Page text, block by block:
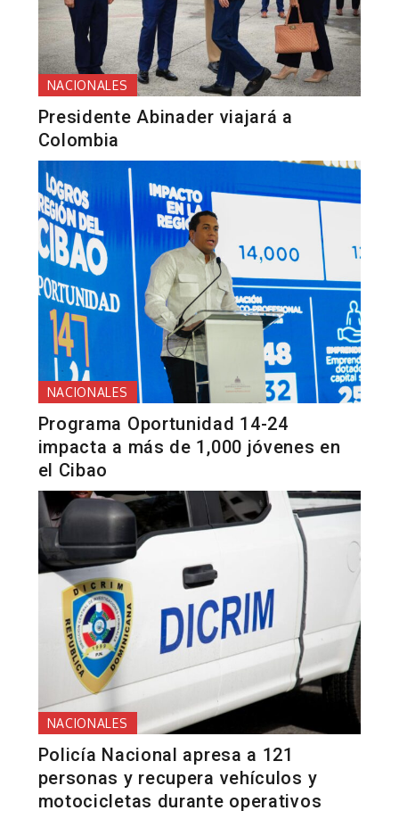
NACIONALES
Presidente Abinader viajará a
Colombia
NACIONALES
Programa Oportunidad 14-24
impacta a más de 1,000 jóvenes en
el Cibao
NACIONALES
Policía Nacional apresa a 121
personas y recupera vehículos y
motocicletas durante operativos